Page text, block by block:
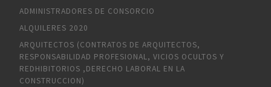
ADMINISTRADORES DE CONSORCIO
ALQUILERES 2020
ARQUITECTOS (CONTRATOS DE ARQUITECTOS,
RESPONSABILIDAD PROFESIONAL, VICIOS OCULTOS Y
REDHIBITORIOS ,DERECHO LABORAL EN LA
CONSTRUCCION)